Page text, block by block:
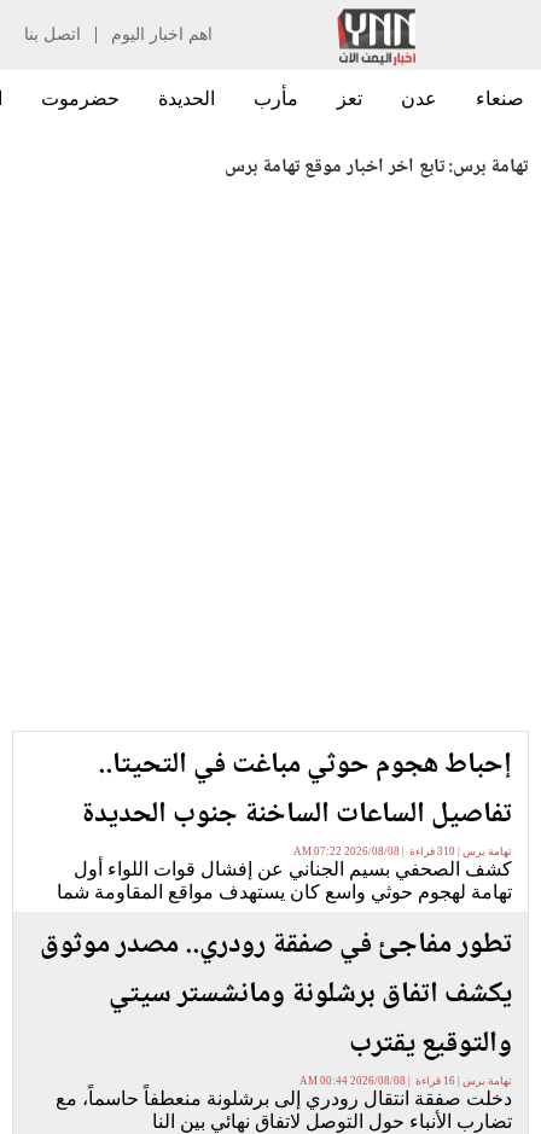
اهم اخبار اليوم | اتصل بنا
صنعاء عدن تعز مأرب الحديدة حضرموت
تهامة برس:تابع اخر اخبار موقع تهامة برس
إحباط هجوم حوثي مباغت في التحيتا..
تفاصيل الساعات الساخنة جنوب الحديدة
تهامة برس | 310 قراءة | 2026/08/08 07:22 AM
كشف الصحفي بسيم الجناني عن إفشال قوات اللواء أول
تهامة لهجوم حوثي واسع كان يستهدف مواقع المقاومة شما
تطور مفاجئ في صفقة رودري.. مصدر موثوق
يكشف اتفاق برشلونة ومانشستر سيتي
والتوقيع يقترب
تهامة برس | 16 قراءة | 2026/08/08 00:44 AM
دخلت صفقة انتقال رودري إلى برشلونة منعطفاً حاسماً، مع
تضارب الأنباء حول التوصل لاتفاق نهائي بين النا